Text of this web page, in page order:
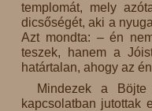
templomát, mely
dicsőségét, aki a
Azt mondta: – én
teszek, hanem a
határtalan, ahogy az
Mindezek a Böjte
kapcsolatban jutottak